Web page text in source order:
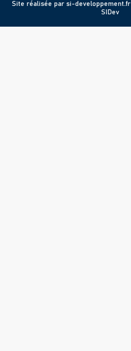
Site réalisée par si-developpement.fr
SIDev